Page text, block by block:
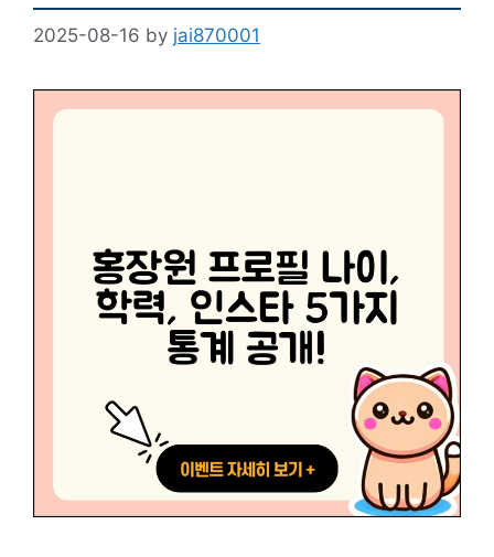
2025-08-16 by jai870001